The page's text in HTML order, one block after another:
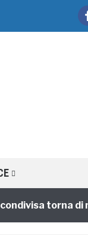
torna di moda